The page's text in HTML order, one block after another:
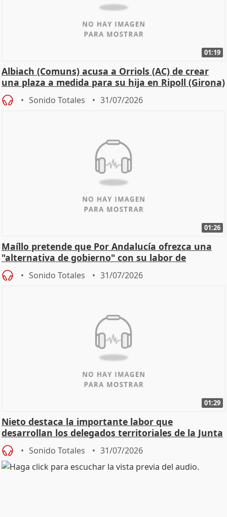
01:19
Albiach (Comuns) acusa a Orriols (AC) de crear
una plaza a medida para su hija en Ripoll (Girona)
Sonido Totales 31/07/2026
01:26
Maíllo pretende que Por Andalucía ofrezca una
"alternativa de gobierno" con su labor de
oposición
Sonido Totales 31/07/2026
01:29
Nieto destaca la importante labor que
desarrollan los delegados territoriales de la Junta
Sonido Totales 31/07/2026